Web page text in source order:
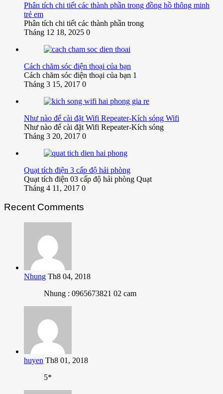
Phân tích chi tiết các thành phần trong đồng hồ thông minh
trẻ em
Phân tích chi tiết các thành phần trong
Tháng 12 18, 2025 0
Cách chăm sóc điện thoại của bạn
Cách chăm sóc điện thoại của bạn 1
Tháng 3 15, 2017 0
Như nào để cài đặt Wifi Repeater-Kích sóng Wifi
Như nào để cài đặt Wifi Repeater-Kích sóng
Tháng 3 20, 2017 0
Quạt tích điện 3 cấp độ hải phòng
Quạt tích điện 03 cấp độ hải phòng Quạt
Tháng 4 11, 2017 0
Recent Comments
Nhung Th8 04, 2018
Nhung : 0965673821 02 cam
huyen Th8 01, 2018
5*